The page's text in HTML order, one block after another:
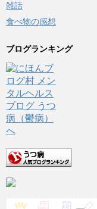
雑話
食べ物の感想
ブログランキング